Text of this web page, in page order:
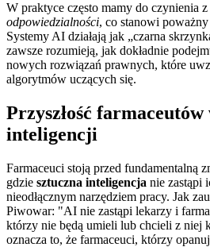
W praktyce często mamy do czynienia z
odpowiedzialności, co stanowi
Systemy AI działają jak „czarna
zawsze rozumieją, jak dokładnie
nowych rozwiązań prawnych, które
algorytmów uczących się.
Przyszłość
inteligencji
Farmaceuci stoją przed fundamentalną
gdzie sztuczna inteligencja nie zastąpi
nieodłącznym narzędziem pracy. Jak
Piwowar:
AI nie zastąpi lekarzy i
którzy nie będą umieli lub chcieli z niej
oznacza to, że farmaceuci, którzy